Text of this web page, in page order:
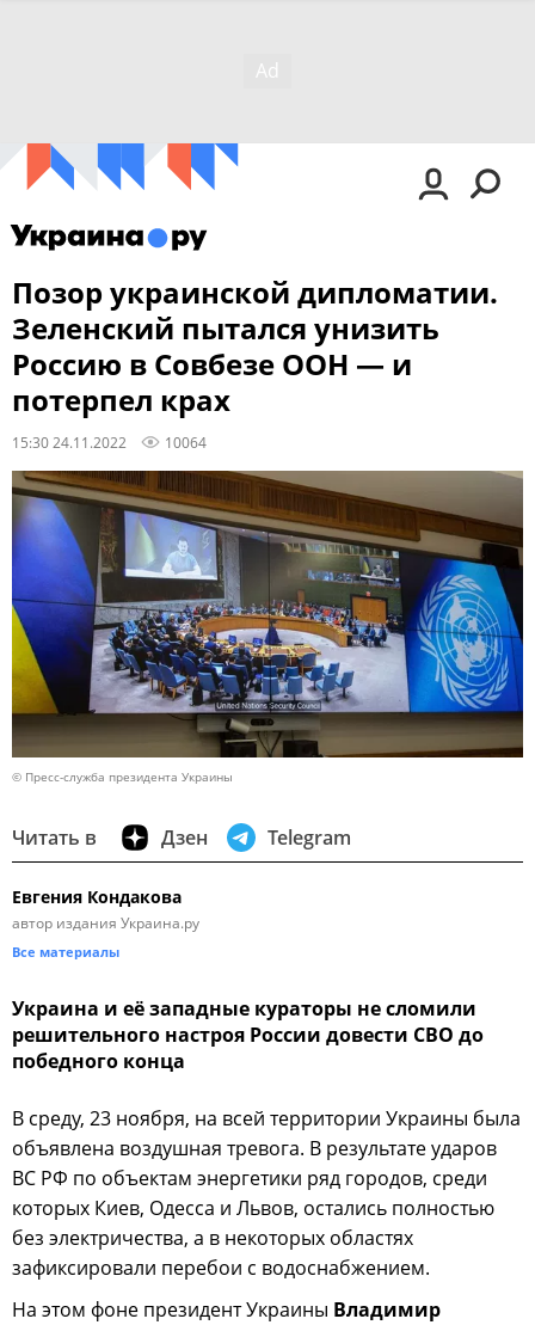
Позор украинской дипломатии.
Зеленский пытался унизить
Россию в Совбезе ООН — и
потерпел крах
15:30 24.11.2022 10064
© Пресс-служба президента Украины
Читать в Дзен Telegram
Евгения Кондакова
автор издания Украина.ру
Все материалы
Украина и её западные кураторы не сломили
решительного настроя России довести СВО до
победного конца
В среду, 23 ноября, на всей территории Украины была
объявлена воздушная тревога. В результате ударов
ВС РФ по объектам энергетики ряд городов, среди
которых Киев, Одесса и Львов, остались полностью
без электричества, а в некоторых областях
зафиксировали перебои с водоснабжением.
На этом фоне президент Украины Владимир